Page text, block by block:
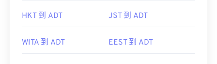
HKT 到 ADT JST 到 ADT
WITA 到 ADT EEST 到 ADT